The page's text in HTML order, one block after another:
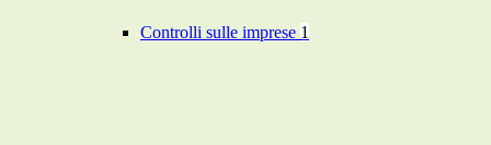
Controlli sulle imprese 1